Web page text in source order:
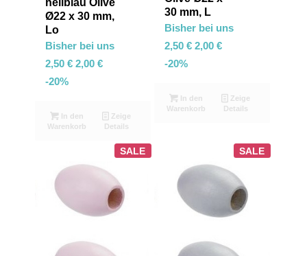
Ø22 x 30 mm,
Lo
Bisher bei uns
2,50 € 2,00 €
-20%
In den
Warenkorb
Zeige
Details
30 mm, L
Bisher bei uns
2,50 € 2,00 €
-20%
In den
Warenkorb
Zeige
Details
SALE SALE